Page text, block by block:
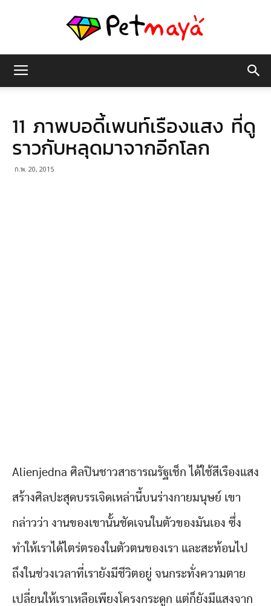
มายา
11 ภาพบอดี้เพนท์เรืองแสง ที่ดู
ราวกับหลุดมาจากอีกโลก
ก.พ. 20, 2015
Alienjedna ศิลปินชาวสาธารณรัฐเช็ก ได้ใช้สีเรืองแสง
สร้างศิลปะสุดบรรเจิดเหล่านี้บนร่างกายมนุษย์ เขา
กล่าวว่า งานของเขานั้นชัดเจนในตัวของมันเอง ซึ่ง
ทำให้เราได้ไตร่ตรองในตัวตนของเรา และสะท้อนไป
ถึงในช่วงเวลาที่เรายังมีชีวิตอยู่ จนกระทั่งความตาย
เปลี่ยนให้เราเหลือเพียงโครงกระดูก แต่ก็ยังมีแสงจาก